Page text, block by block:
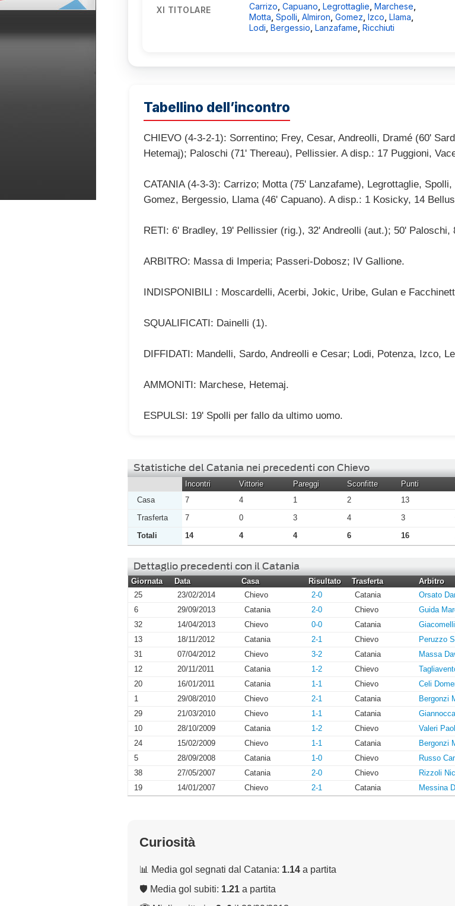
XI TITOLARE Carrizo ,Capuano ,Legrottaglie ,Marchese
Motta ,Spolli ,Almiron ,Gomez ,Izco ,Llama
Lodi ,Bergessio ,Lanzafame ,Ricchiuti
Tabellino dell’incontro
CHIEVO (4-3-2-1): Sorrentino; Frey, Cesar, Andreolli, Dramé (60'
Hetemaj); Paloschi (71' Thereau), Pellissier. A disp.: 17 Puggioni,
CATANIA (4-3-3): Carrizo; Motta (75' Lanzafame), Legrottaglie,
Gomez, Bergessio, Llama (46' Capuano). A disp.: 1 Kosicky, 14
RETI: 6' Bradley, 19' Pellissier (rig.), 32' Andreolli (aut.); 50' Paloschi,
ARBITRO: Massa di Imperia; Passeri-Dobosz; IV Gallione.
INDISPONIBILI : Moscardelli, Acerbi, Jokic, Uribe, Gulan e
SQUALIFICATI: Dainelli (1).
DIFFIDATI: Mandelli, Sardo, Andreolli e Cesar; Lodi, Potenza, Izco,
AMMONITI: Marchese, Hetemaj.
ESPULSI: 19' Spolli per fallo da ultimo uomo.
Statistiche del Catania nei precedenti con Chievo
Incontri Vittorie Pareggi Sconfitte Punti
Casa
7 4 1 2 13
Trasferta
7 0 3 4 3
Totali
14 4 4 6 16
Dettaglio precedenti con il Catania
Giornata Data Casa Risultato Trasferta
Arbitro
25
23/02/2014 Chievo 2-0 Catania
Orsato
6
29/09/2013 Catania 2-0 Chievo
Guida
32
14/04/2013 Chievo 0-0 Catania
13
18/11/2012 Catania 2-1 Chievo
Peruzzo
31
07/04/2012 Chievo 3-2 Catania
Massa
12
20/11/2011 Catania 1-2 Chievo
20
16/01/2011 Catania 1-1 Chievo
Celi
1
29/08/2010 Chievo 2-1 Catania
Bergonzi
29
21/03/2010 Chievo 1-1 Catania
10
28/10/2009 Catania 1-2 Chievo
Valeri
24
15/02/2009 Chievo 1-1 Catania
Bergonzi
5
28/09/2008 Catania 1-0 Chievo
Russo
38
27/05/2007 Catania 2-0 Chievo
Rizzoli
19
14/01/2007 Chievo 2-1 Catania Messina
Curiosità
📊 Media gol segnati dal Catania: 1.14 a partita
🛡 Media gol subiti: 1.21 a partita